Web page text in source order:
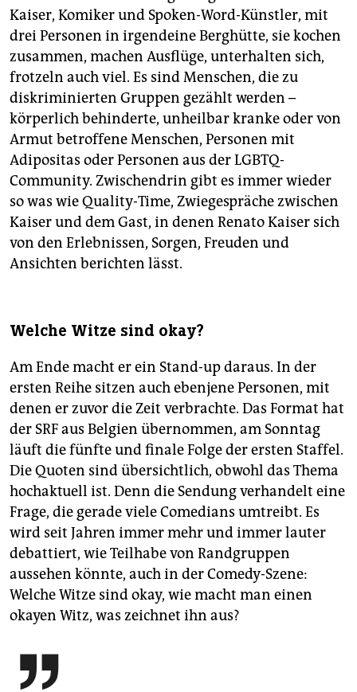
Kaiser, Komiker und Spoken-Word-Künstler, mit
drei Personen in irgendeine Berghütte, sie kochen
zusammen, machen Ausflüge, unterhalten sich,
frotzeln auch viel. Es sind Menschen, die zu
diskriminierten Gruppen gezählt werden –
körperlich behinderte, unheilbar kranke oder von
Armut betroffene Menschen, Personen mit
Adipositas oder Personen aus der LGBTQ-
Community. Zwischendrin gibt es immer wieder
so was wie Quality-Time, Zwiegespräche zwischen
Kaiser und dem Gast, in denen Renato Kaiser sich
von den Erlebnissen, Sorgen, Freuden und
Ansichten berichten lässt.
Welche Witze sind okay?
Am Ende macht er ein Stand-up daraus. In der
ersten Reihe sitzen auch ebenjene Personen, mit
denen er zuvor die Zeit verbrachte. Das Format hat
der SRF aus Belgien übernommen, am Sonntag
läuft die fünfte und finale Folge der ersten Staffel.
Die Quoten sind übersichtlich, obwohl das Thema
hochaktuell ist. Denn die Sendung verhandelt eine
Frage, die gerade viele Comedians umtreibt. Es
wird seit Jahren immer mehr und immer lauter
debattiert, wie Teilhabe von Randgruppen
aussehen könnte, auch in der Comedy-Szene:
Welche Witze sind okay, wie macht man einen
okayen Witz, was zeichnet ihn aus?
